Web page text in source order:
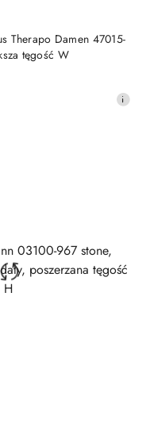
Therapo Damen 47015-
tęgość W
KOSZYKA